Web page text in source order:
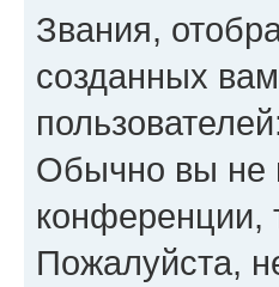
Звания,
созданных
Обычно вы не
конференции,
Пожалуйста,